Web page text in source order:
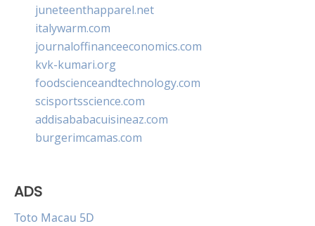
juneteenthapparel.net
italywarm.com
journaloffinanceeconomics.com
kvk-kumari.org
foodscienceandtechnology.com
scisportsscience.com
addisababacuisineaz.com
burgerimcamas.com
ADS
Toto Macau 5D